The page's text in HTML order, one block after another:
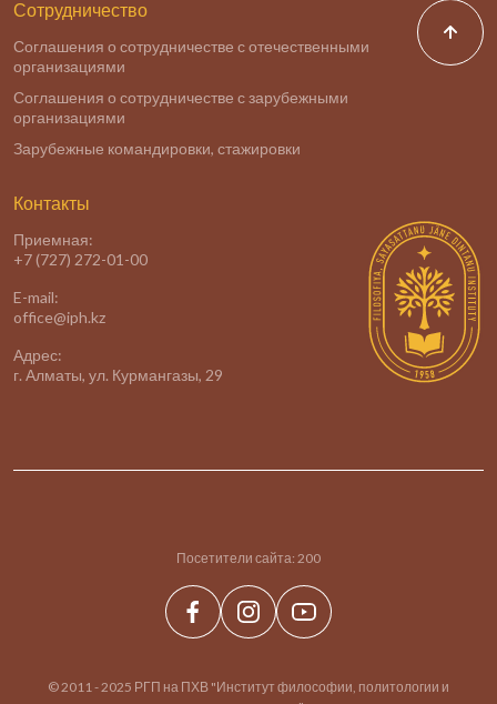
Сотрудничество
Соглашения о сотрудничестве с отечественными
организациями
Соглашения о сотрудничестве с зарубежными
организациями
Зарубежные командировки, стажировки
Контакты
Приемная:
+7 (727) 272-01-00
E-mail:
office@iph.kz
Адрес:
г. Алматы, ул. Курмангазы, 29
Посетители сайта: 200
© 2011 - 2025 РГП на ПХВ "Институт философии, политологии и